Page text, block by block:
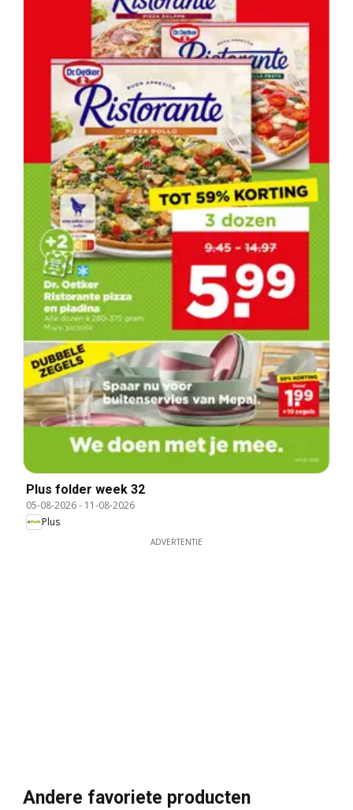
Plus folder week 32
05-08-2026- 11-08-2026
Plus
ADVERTENTIE
Andere favoriete producten